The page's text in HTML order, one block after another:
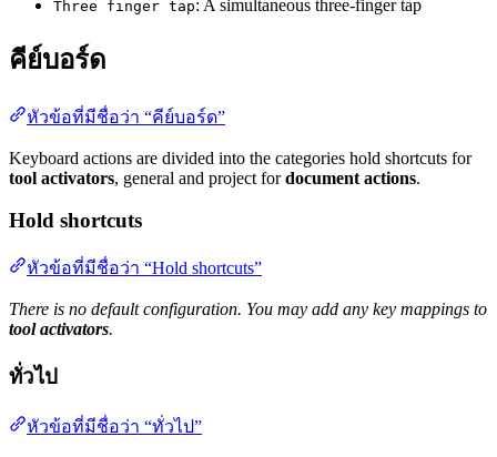
Three finger tap: A simultaneous three-finger tap
คีย์บอร์ด
หัวข้อที่มีชื่อว่า “คีย์บอร์ด”
Keyboard actions are divided into the categories hold shortcuts for
tool activators, general and project fordocument actions.
Hold shortcuts
หัวข้อที่มีชื่อว่า “Hold shortcuts”
There is no default configuration. You may add any key mappings to
tool activators.
ทั่วไป
หัวข้อที่มีชื่อว่า “ทั่วไป”